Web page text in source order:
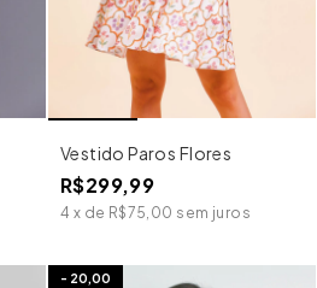
Vestido Paros Flores
R$299,99
4 x de R$75,00 sem juros
- 20,00